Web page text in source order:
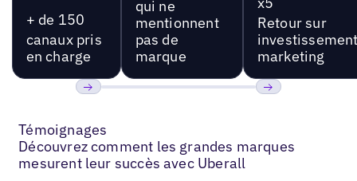
+ de 150
canaux pris
en charge
qui ne
mentionnent
pas de
marque
Retour sur
marketing
Témoignages
Découvrez comment les grandes marques
mesurent leur succès avec Uberall